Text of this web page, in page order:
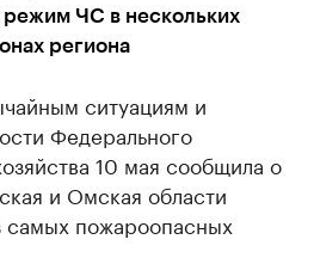
ЧС в нескольких
региона
ситуациям и
Федерального
10 мая сообщила о
и Омская области
самых пожароопасных